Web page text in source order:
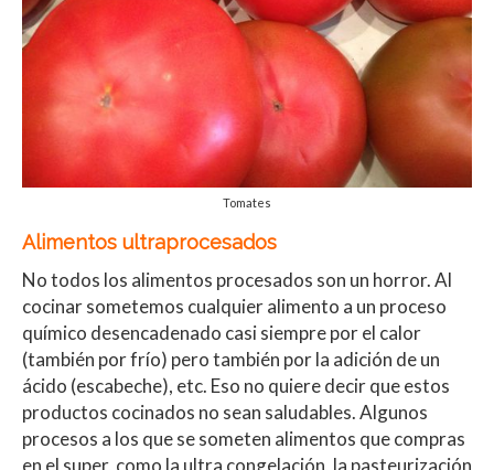
Tomates
Alimentos ultraprocesados
No todos los alimentos procesados son un horror. Al
cocinar sometemos cualquier alimento a un proceso
químico desencadenado casi siempre por el calor
(también por frío) pero también por la adición de un
ácido (escabeche), etc. Eso no quiere decir que estos
productos cocinados no sean saludables. Algunos
procesos a los que se someten alimentos que compras
en el super, como la ultra congelación, la pasteurización